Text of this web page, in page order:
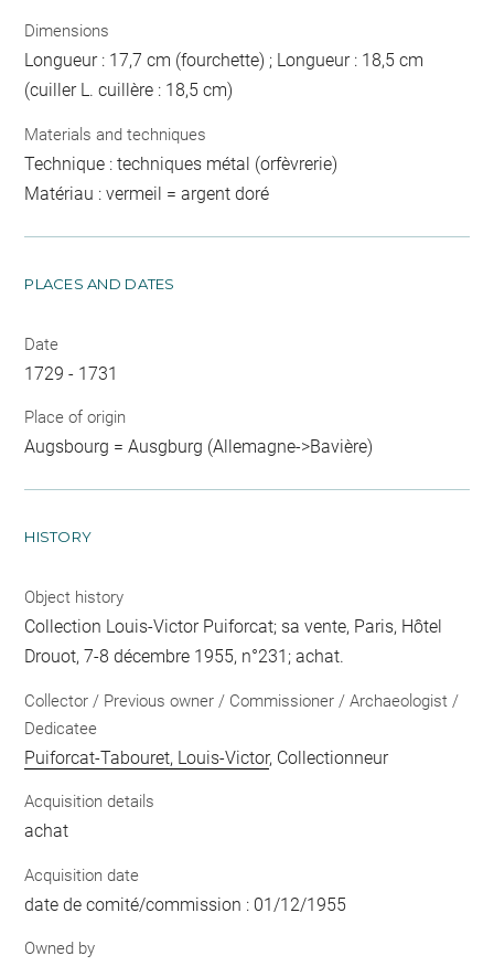
Dimensions
Longueur : 17,7 cm (fourchette) ; Longueur : 18,5 cm
(cuiller L. cuillère : 18,5 cm)
Materials and techniques
Technique : techniques métal (orfèvrerie)
Matériau : vermeil = argent doré
PLACES AND DATES
Date
1729 - 1731
Place of origin
Augsbourg = Ausgburg (Allemagne->Bavière)
HISTORY
Object history
Collection Louis-Victor Puiforcat; sa vente, Paris, Hôtel
Drouot, 7-8 décembre 1955, n°231; achat.
Collector / Previous owner / Commissioner / Archaeologist /
Dedicatee
Puiforcat-Tabouret, Louis-Victor, Collectionneur
Acquisition details
achat
Acquisition date
date de comité/commission : 01/12/1955
Owned by